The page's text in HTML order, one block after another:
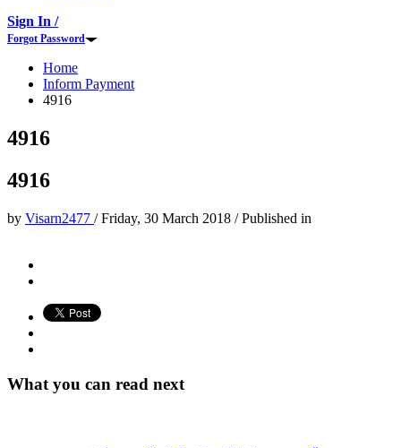
Sign In /
Forgot Password
Home
Inform Payment
4916
4916
4916
by Visarn2477 /Friday, 30 March 2018 /Published in
What you can read next